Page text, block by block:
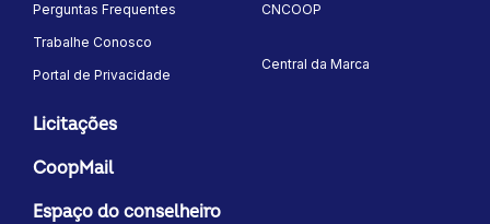
Perguntas Frequentes
Trabalhe Conosco
Portal de Privacidade
CNCOOP
Central da Marca
Licitações
CoopMail
Espaço do conselheiro